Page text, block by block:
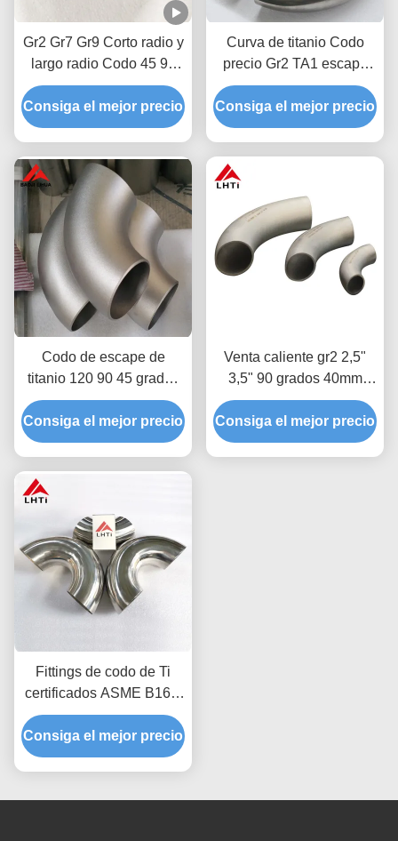
Gr2 Gr7 Gr9 Corto radio y
largo radio Codo 45 90
grados ASME B16.9
Consiga el mejor precio
Curva de titanio Codo
precio Gr2 TA1 escape
Curvas de titanio 45
grados 90 grados 180
grados Titanio Codo
Consiga el mejor precio
Codo de escape de
titanio 120 90 45 grados
ASTM B363 Codo de
titanio puro para
automóviles y
Consiga el mejor precio
Venta caliente gr2 2,5"
3,5" 90 grados 40mm
codos de titanio para el
montaje de tuberías
Consiga el mejor precio
Fittings de codo de Ti
certificados ASME B16.9
/ codo de titanio con
conexión de soldadura de
180 grados Superficie
Consiga el mejor precio